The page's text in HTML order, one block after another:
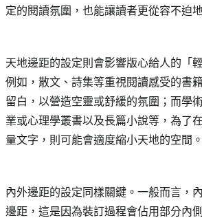
定的閱讀氛圍，也能讓讀者更從容不迫
天地邊距的設定則會影響版心給人的「
例如，散文、詩集等重視閱讀感受的書
留白，以營造空靈或舒緩的氛圍；而學
業或心理學叢書以及長篇小說等，為了
量文字，則可能會適度縮小天地的空間。
內外邊距的設定同樣關鍵。一般而言，
邊距，這是因為裝訂過程會佔用部分內